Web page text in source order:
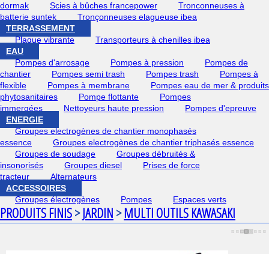
dormak
Scies à bûches francepower
Tronconneuses à
batterie suntek
Tronçonneuses elagueuse ibea
TERRASSEMENT
Plaque vibrante
Transporteurs à chenilles ibea
EAU
Pompes d'arrosage
Pompes à pression
Pompes de
chantier
Pompes semi trash Pompes trash
Pompes à
flexible
Pompes à membrane
Pompes eau de mer & produits
phytosanitaires
Pompe flottante
Pompes
immergées
Nettoyeurs haute pression
Pompes d'epreuve
ENERGIE
Groupes electrogènes de chantier monophasés
essence
Groupes electrogènes de chantier triphasés essence
Groupes de soudage
Groupes débruités &
insonorisés
Groupes diesel
Prises de force
tracteur
Alternateurs
ACCESSOIRES
Groupes électrogènes
Pompes Espaces verts
PRODUITS FINIS>JARDIN >MULTI OUTILS KAWASAKI